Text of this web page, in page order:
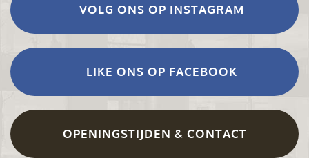
VOLG ONS OP INSTAGRAM
LIKE ONS OP FACEBOOK
OPENINGSTIJDEN & CONTACT